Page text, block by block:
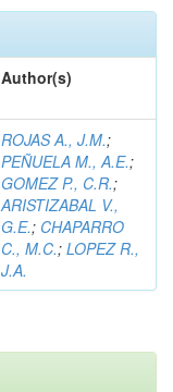
Author(s)
ROJAS A., J.M.;
PEÑUELA M., A.E.;
GOMEZ P., C.R.;
ARISTIZABAL V.,
G.E.; CHAPARRO
C., M.C.; LOPEZ R.,
J.A.